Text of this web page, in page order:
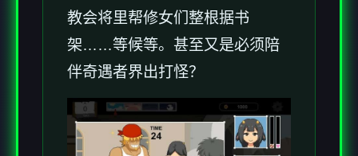
教会将里帮修女们整根据书
架……等候等。甚至又是必须陪
伴奇遇者界出打怪？